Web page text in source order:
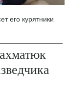
его курятники